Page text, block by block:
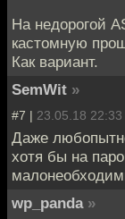
На недорогой
кастомную
Как вариант.
SemWit »
#7 | 23.05.18 22:33
Даже
хотя бы на
wp_panda »